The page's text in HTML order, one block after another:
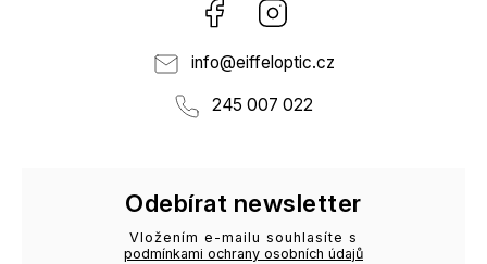
Facebook
info@eiffeloptic.cz
245 007 022
Odebírat newsletter
Vložením e-mailu souhlasíte s
podmínkami ochrany osobních údajů